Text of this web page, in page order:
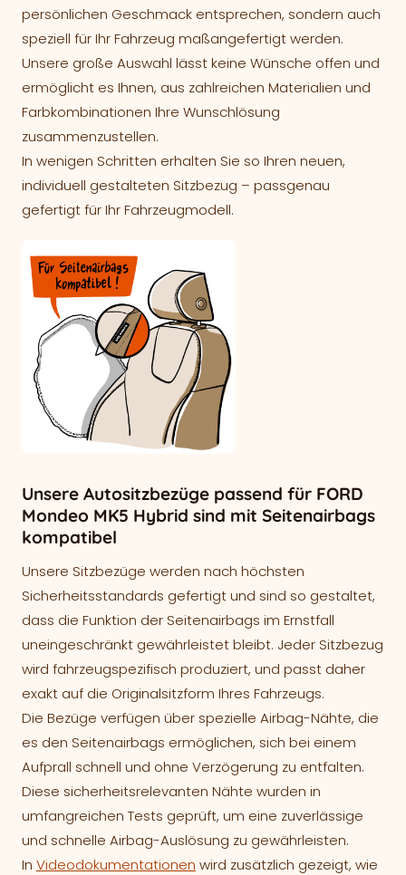
persönlichen Geschmack entsprechen, sondern auch
speziell für Ihr Fahrzeug maßangefertigt werden.
Unsere große Auswahl lässt keine Wünsche offen und
ermöglicht es Ihnen, aus zahlreichen Materialien und
Farbkombinationen Ihre Wunschlösung
zusammenzustellen.
In wenigen Schritten erhalten Sie so Ihren neuen,
individuell gestalteten Sitzbezug – passgenau
gefertigt für Ihr Fahrzeugmodell.
Unsere Autositzbezüge passend für FORD
Mondeo MK5 Hybrid sind mit Seitenairbags
kompatibel
Unsere Sitzbezüge werden nach höchsten
Sicherheitsstandards gefertigt und sind so gestaltet,
dass die Funktion der Seitenairbags im Ernstfall
uneingeschränkt gewährleistet bleibt. Jeder Sitzbezug
wird fahrzeugspezifisch produziert, und passt daher
exakt auf die Originalsitzform Ihres Fahrzeugs.
Die Bezüge verfügen über spezielle Airbag-Nähte, die
es den Seitenairbags ermöglichen, sich bei einem
Aufprall schnell und ohne Verzögerung zu entfalten.
Diese sicherheitsrelevanten Nähte wurden in
umfangreichen Tests geprüft, um eine zuverlässige
und schnelle Airbag-Auslösung zu gewährleisten.
In Videodokumentationen wird zusätzlich gezeigt, wie